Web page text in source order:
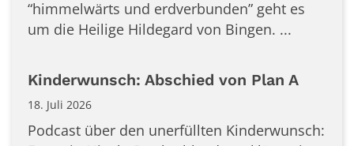
“himmelwärts und erdverbunden” geht es
um die Heilige Hildegard von Bingen. ...
Kinderwunsch: Abschied von Plan A
18. Juli 2026
Podcast über den unerfüllten Kinderwunsch: